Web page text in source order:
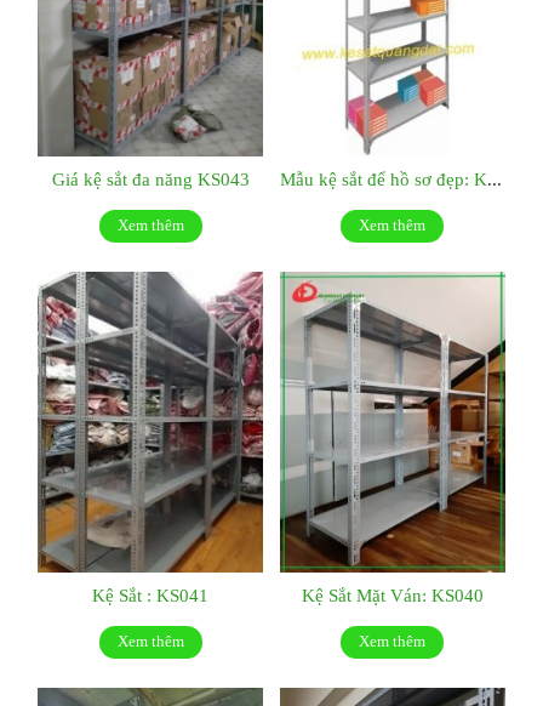
Giá kệ sắt đa năng KS043
Xem thêm Xem thêm
Kệ Sắt : KS041
Xem thêm
Kệ Sắt Mặt Ván: KS040
Xem thêm